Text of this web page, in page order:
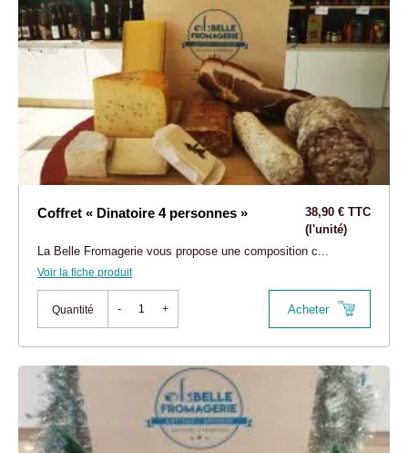
Coffret « Dinatoire 4 personnes »
38,90 € TTC
(l'unité)
La Belle Fromagerie vous propose une composition c...
Voir la fiche produit
Quantité - + Acheter